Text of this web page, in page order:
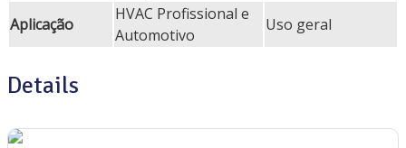
Aplicação
HVAC Profissional e
Automotivo
Uso geral
Details